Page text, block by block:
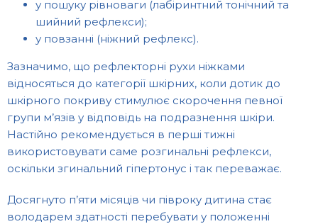
у пошуку рівноваги (лабіринтний тонічний та
шийний рефлекси);
у повзанні (ніжний рефлекс).
Зазначимо, що рефлекторні рухи ніжками
відносяться до категорії шкірних, коли дотик до
шкірного покриву стимулює скорочення певної
групи м’язів у відповідь на подразнення шкіри.
Настійно рекомендується в перші тижні
використовувати саме розгинальні рефлекси,
оскільки згинальний гіпертонус і так переважає.
Досягнуто п’яти місяців чи півроку дитина стає
володарем здатності перебувати у положенні